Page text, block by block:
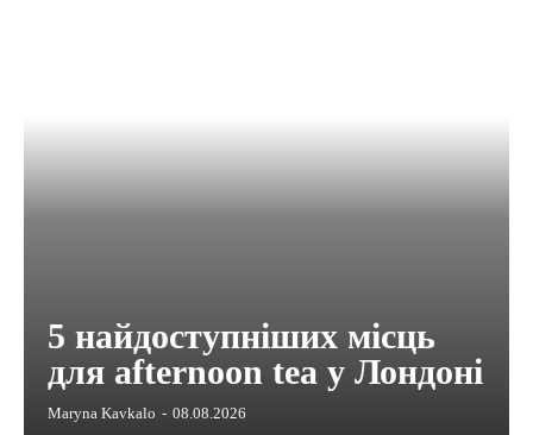
5 найдоступніших місць
для afternoon tea у Лондоні
Maryna Kavkalo - 08.08.2026